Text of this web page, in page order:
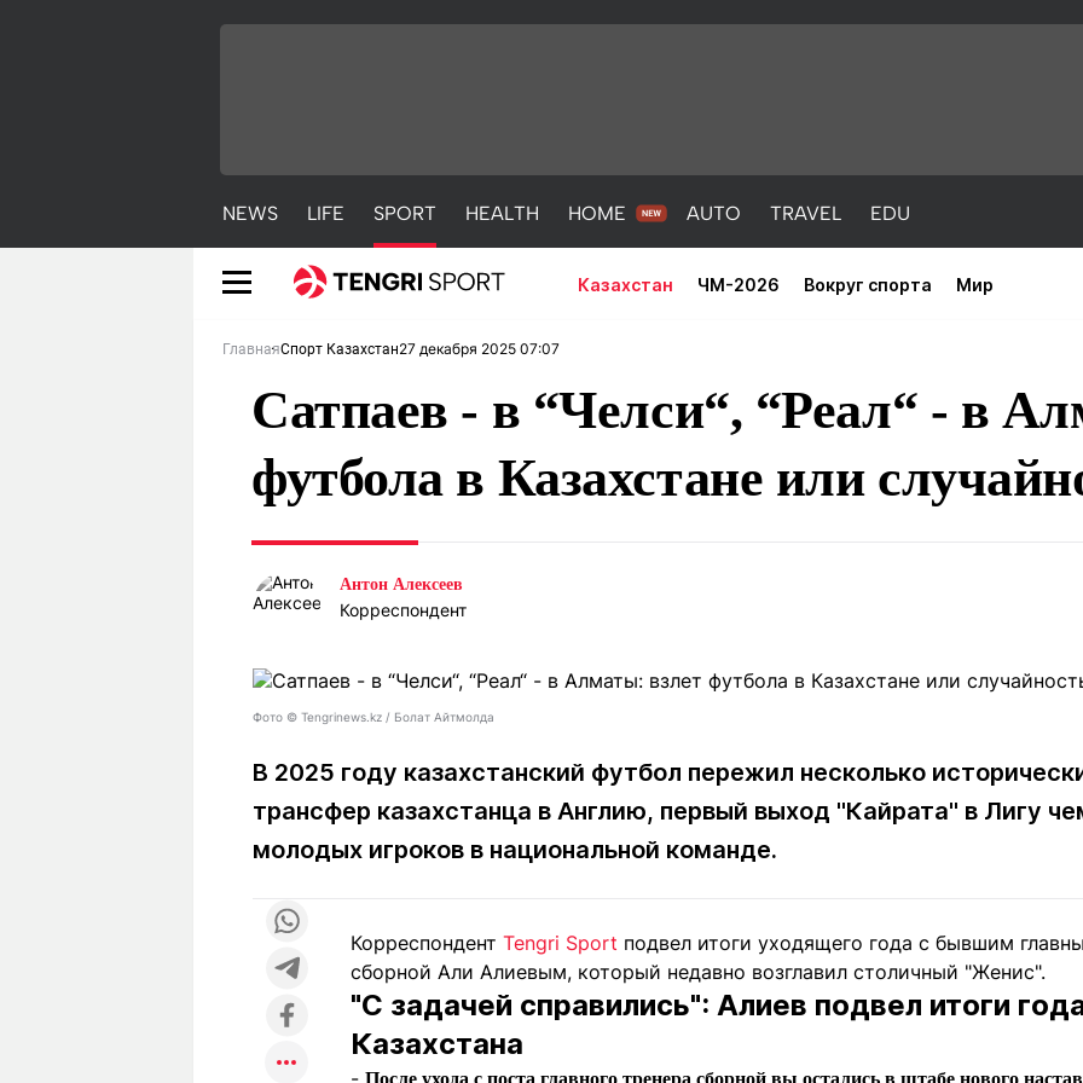
NEWS LIFE SPORT HEALTH HOME AUTO TRAVEL EDU
Казахстан ЧМ-2026 Вокруг спорта Мир
NEWS
Погода
Рейтинги
Гороскопы
SPORT AUTO
О проекте Контакты редакции Вакансии Реклама Пресс-центр
Редакция
+7 (777) 001 44 99 +7 (700) 3 888 188
ГлавнаяСпорт Казахстан27 декабря 2025 07:07
Сатпаев - в “Челси“, “Реал“ - в
футбола в Казахстане или
Антон Алексеев
Корреспондент
Фото © Tengrinews.kz / Болат Айтмолда
В 2025 году казахстанский футбол пережил несколько
трансфер казахстанца в Англию, первый выход "Кайрата" в Лигу
молодых игроков в национальной команде.
Корреспондент Tengri Sport подвел итоги уходящего года с бывшим
сборной Али Алиевым, который недавно возглавил столичный "Женис".
"С задачей справились": Алиев подвел итоги
Казахстана
- После ухода с поста главного тренера сборной вы остались в штабе нового